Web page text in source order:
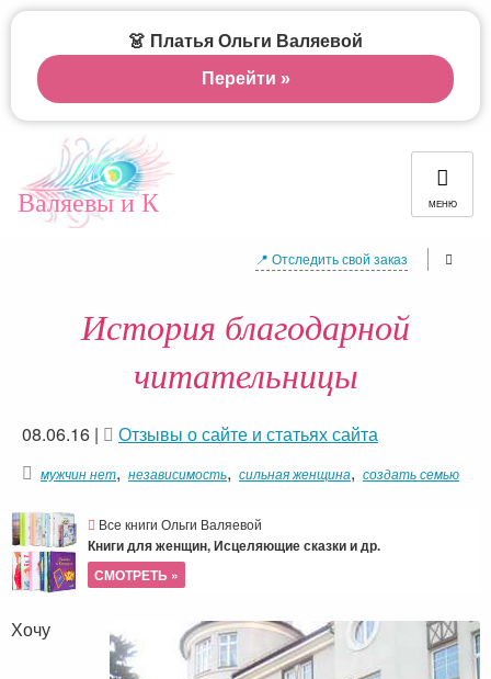
Валяевы и К МЕНЮ
📍 Отследить свой заказ
История благодарной
читательницы
08.06.16 | Отзывы о сайте и статьях сайта
мужчин нет, независимость, сильная женщина, создать семью
Все книги Ольги Валяевой
Книги для женщин, Исцеляющие сказки и др.
СМОТРЕТЬ »
Хочу
👗 Платья Ольги Валяевой
Перейти »